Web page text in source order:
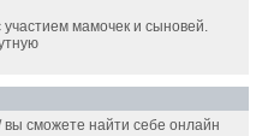
мамочек и сыновей.
вы сможете найти себе онлайн